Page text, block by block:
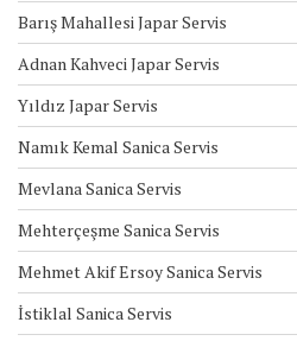
Barış Mahallesi Japar Servis
Adnan Kahveci Japar Servis
Yıldız Japar Servis
Namık Kemal Sanica Servis
Mevlana Sanica Servis
Mehterçeşme Sanica Servis
Mehmet Akif Ersoy Sanica Servis
İstiklal Sanica Servis